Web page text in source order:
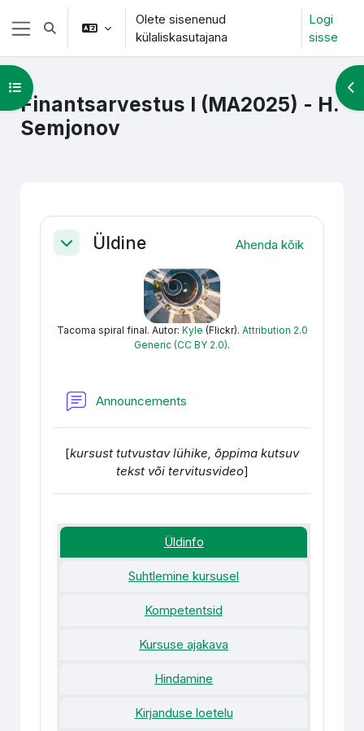
Jäta vahele peasisuni
Küljepaneel
Lülitab otsingu sisendi
Olete sisenenud
külaliskasutajana
Logi
sisse
Finantsarvestus I (MA2025) - H.
Semjonov
Ava kursuse sisukord
Section outline
AhendaÜldine Ahenda kõik
Tacoma spiral final. Autor: Kyle (Flickr). Attribution 2.0
Generic (CC BY 2.0).
Announcements
[kursust tutvustav lühike, õppima kutsuv
tekst või tervitusvideo]
Üldinfo
Suhtlemine kursusel
Kompetentsid
Kursuse ajakava
Hindamine
Kirjanduse loetelu